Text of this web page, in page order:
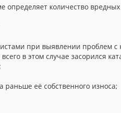
определяет количество
при выявлении проблем с
в этом случае засорился
раньше её собственного износа;